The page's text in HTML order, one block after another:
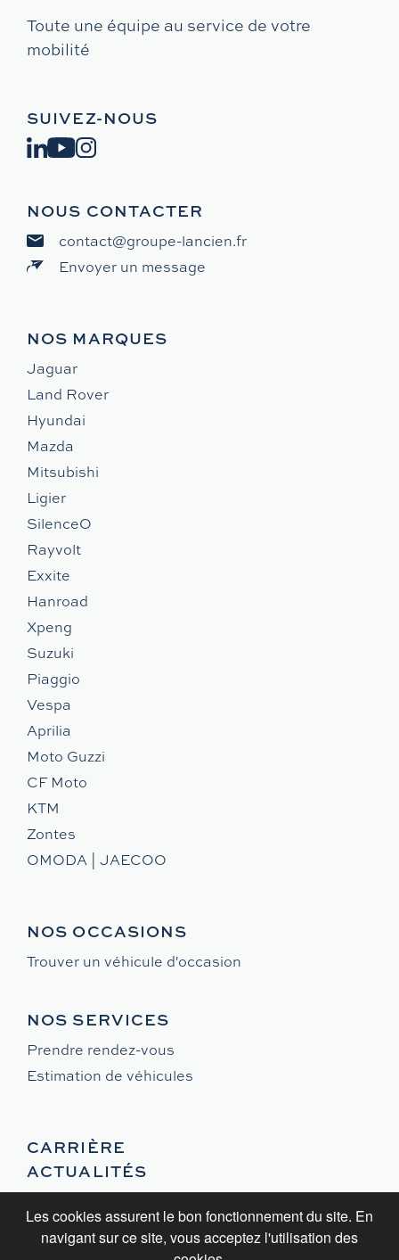
Les cookies assurent le bon fonctionnement du site. En
navigant sur ce site, vous acceptez l'utilisation des
Toute une équipe au service de votre
mobilité
SUIVEZ-NOUS
NOUS CONTACTER
contact@groupe-lancien.fr
Envoyer un message
NOS MARQUES
Jaguar
Land Rover
Hyundai
Mazda
Mitsubishi
Ligier
SilenceO
Rayvolt
Exxite
Hanroad
Xpeng
Suzuki
Piaggio
Vespa
Aprilia
Moto Guzzi
CF Moto
KTM
Zontes
OMODA | JAECOO
NOS OCCASIONS
Trouver un véhicule d'occasion
NOS SERVICES
Prendre rendez-vous
Estimation de véhicules
CARRIÈRE
ACTUALITÉS